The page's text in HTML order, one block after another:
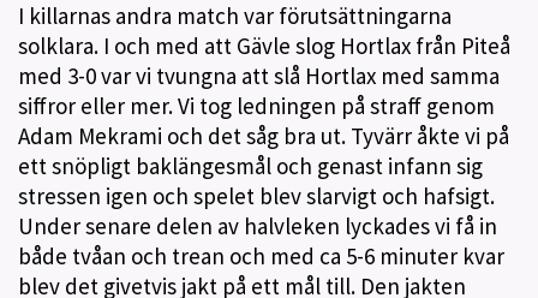
I killarnas andra match var förutsättningarna
solklara. I och med att Gävle slog Hortlax från Piteå
med 3-0 var vi tvungna att slå Hortlax med samma
siffror eller mer. Vi tog ledningen på straff genom
Adam Mekrami och det såg bra ut. Tyvärr åkte vi på
ett snöpligt baklängesmål och genast infann sig
stressen igen och spelet blev slarvigt och hafsigt.
Under senare delen av halvleken lyckades vi få in
både tvåan och trean och med ca 5-6 minuter kvar
blev det givetvis jakt på ett mål till. Den jakten